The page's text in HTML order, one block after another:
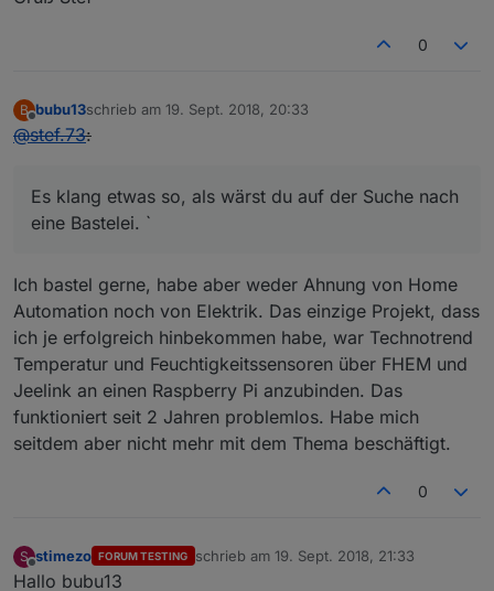
0
B
Offline
bubu13schrieb am 19. Sept. 2018, 20:33
zuletzt editiert von
@stef.73:
Es klang etwas so, als wärst du auf der Suche nach
eine Bastelei. `
Ich bastel gerne, habe aber weder Ahnung von Home
Automation noch von Elektrik. Das einzige Projekt, dass
ich je erfolgreich hinbekommen habe, war Technotrend
Temperatur und Feuchtigkeitssensoren über FHEM und
Jeelink an einen Raspberry Pi anzubinden. Das
funktioniert seit 2 Jahren problemlos. Habe mich
seitdem aber nicht mehr mit dem Thema beschäftigt.
0
S
Offline
stimezo FORUM TESTING schrieb am 19. Sept. 2018, 21:33
zuletzt editiert von
Hallo bubu13